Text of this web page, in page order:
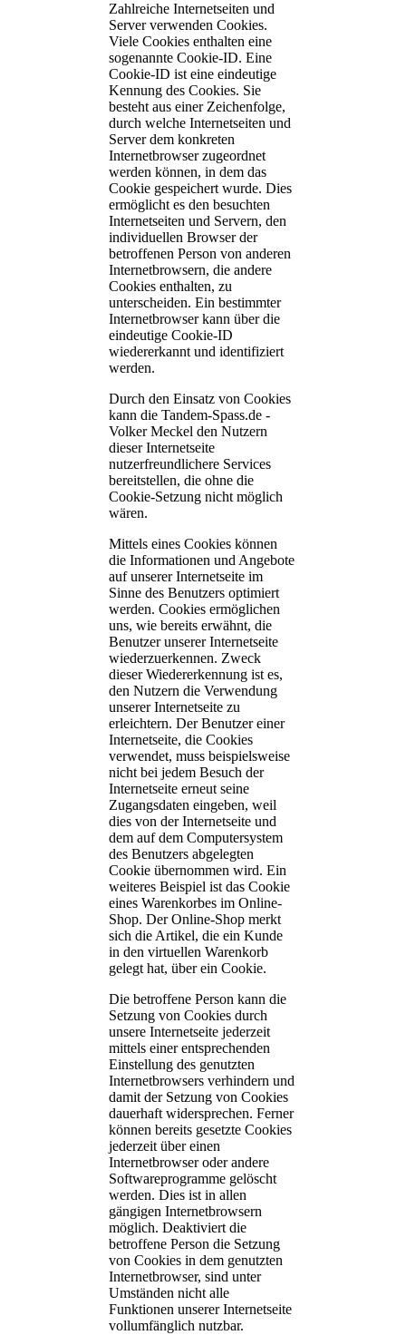
Zahlreiche Internetseiten und
Server verwenden Cookies.
Viele Cookies enthalten eine
sogenannte Cookie-ID. Eine
Cookie-ID ist eine eindeutige
Kennung des Cookies. Sie
besteht aus einer Zeichenfolge,
durch welche Internetseiten und
Server dem konkreten
Internetbrowser zugeordnet
werden können, in dem das
Cookie gespeichert wurde. Dies
ermöglicht es den besuchten
Internetseiten und Servern, den
individuellen Browser der
betroffenen Person von anderen
Internetbrowsern, die andere
Cookies enthalten, zu
unterscheiden. Ein bestimmter
Internetbrowser kann über die
eindeutige Cookie-ID
wiedererkannt und identifiziert
werden.
Durch den Einsatz von Cookies
kann die Tandem-Spass.de -
Volker Meckel den Nutzern
dieser Internetseite
nutzerfreundlichere Services
bereitstellen, die ohne die
Cookie-Setzung nicht möglich
wären.
Mittels eines Cookies können
die Informationen und Angebote
auf unserer Internetseite im
Sinne des Benutzers optimiert
werden. Cookies ermöglichen
uns, wie bereits erwähnt, die
Benutzer unserer Internetseite
wiederzuerkennen. Zweck
dieser Wiedererkennung ist es,
den Nutzern die Verwendung
unserer Internetseite zu
erleichtern. Der Benutzer einer
Internetseite, die Cookies
verwendet, muss beispielsweise
nicht bei jedem Besuch der
Internetseite erneut seine
Zugangsdaten eingeben, weil
dies von der Internetseite und
dem auf dem Computersystem
des Benutzers abgelegten
Cookie übernommen wird. Ein
weiteres Beispiel ist das Cookie
eines Warenkorbes im Online-
Shop. Der Online-Shop merkt
sich die Artikel, die ein Kunde
in den virtuellen Warenkorb
gelegt hat, über ein Cookie.
Die betroffene Person kann die
Setzung von Cookies durch
unsere Internetseite jederzeit
mittels einer entsprechenden
Einstellung des genutzten
Internetbrowsers verhindern und
damit der Setzung von Cookies
dauerhaft widersprechen. Ferner
können bereits gesetzte Cookies
jederzeit über einen
Internetbrowser oder andere
Softwareprogramme gelöscht
werden. Dies ist in allen
gängigen Internetbrowsern
möglich. Deaktiviert die
betroffene Person die Setzung
von Cookies in dem genutzten
Internetbrowser, sind unter
Umständen nicht alle
Funktionen unserer Internetseite
vollumfänglich nutzbar.